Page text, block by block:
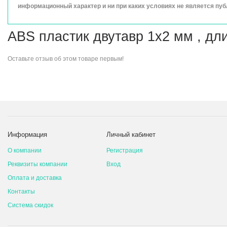
информационный характер и ни при каких условиях не является
ABS пластик двутавр 1х2 мм ,
Оставьте отзыв об этом товаре первым!
Информация
О компании
Реквизиты компании
Оплата и доставка
Контакты
Система скидок
Личный кабинет
Регистрация
Вход